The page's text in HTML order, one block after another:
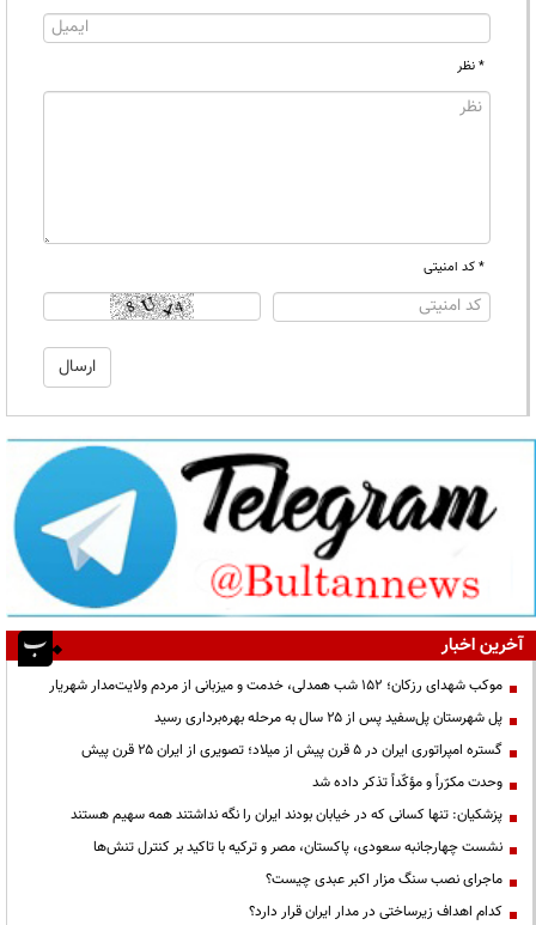
* نظر
* کد امنیتی
آخرین اخبار
موکب شهدای رزکان؛ ۱۵۲ شب همدلی، خدمت و میزبانی از مردم ولایت‌مدار شهریار
پل شهرستان پل‌سفید پس از ۲۵ سال به مرحله بهره‌برداری رسید
گستره امپراتوری ایران در ۵ قرن پیش از میلاد؛ تصویری از ایران ۲۵ قرن پیش
وحدت مکرّراً و مؤکّداً تذکر داده شد
پزشکیان: تنها کسانی که در خیابان بودند ایران را نگه نداشتند همه سهیم هستند
نشست چهارجانبه سعودی، پاکستان، مصر و ترکیه با تاکید بر کنترل تنش‌ها
ماجرای نصب سنگ مزار اکبر عبدی چیست؟
کدام اهداف زیرساختی در مدار ایران قرار دارد؟